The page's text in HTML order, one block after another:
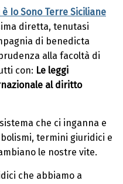
è Io Sono Terre Siciliane
diretta, tenutasi
di benedicta
alla facoltà di
con: Le leggi
al diritto
che ci inganna e
termini giuridici e
le nostre vite.
che abbiamo a